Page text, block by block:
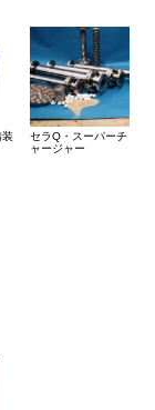
装
セラQ・スーパーチ
ャージャー